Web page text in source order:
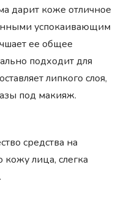
дарит коже отличное
успокаивающим
ее общее
подходит для
липкого слоя,
под макияж.
средства на
лица, слегка